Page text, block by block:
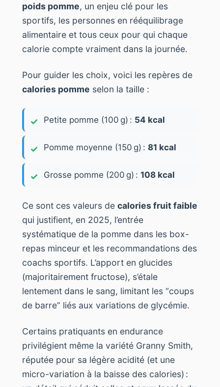
poids pomme, un enjeu clé pour les
sportifs, les personnes en rééquilibrage
alimentaire et tous ceux pour qui chaque
calorie compte vraiment dans la journée.
Pour guider les choix, voici les repères de
calories pomme selon la taille :
Petite pomme (100 g) : 54 kcal
Pomme moyenne (150 g) : 81 kcal
Grosse pomme (200 g) : 108 kcal
Ce sont ces valeurs de calories fruit faible
qui justifient, en 2025, l’entrée
systématique de la pomme dans les box-
repas minceur et les recommandations des
coachs sportifs. L’apport en glucides
(majoritairement fructose), s’étale
lentement dans le sang, limitant les “coups
de barre” liés aux variations de glycémie.
Certains pratiquants en endurance
privilégient même la variété Granny Smith,
réputée pour sa légère acidité (et une
micro-variation à la baisse des calories) :